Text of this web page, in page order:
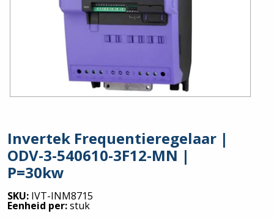
Invertek Frequentieregelaar |
ODV-3-540610-3F12-MN |
P=30kw
SKU: IVT-INM8715
Eenheid per:stuk